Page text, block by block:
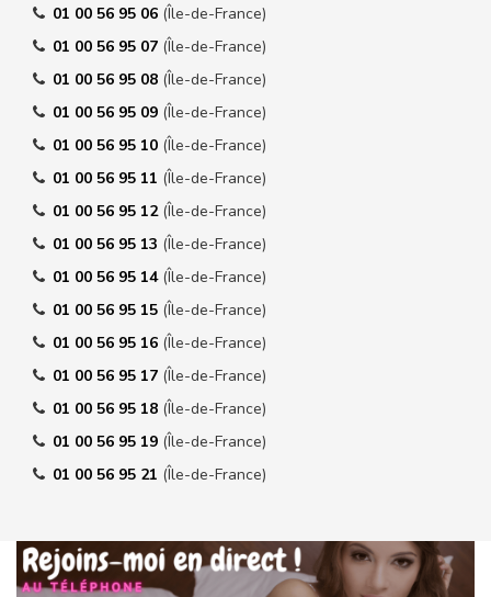
01 00 56 95 06 (Île-de-France)
01 00 56 95 07 (Île-de-France)
01 00 56 95 08 (Île-de-France)
01 00 56 95 09 (Île-de-France)
01 00 56 95 10 (Île-de-France)
01 00 56 95 11 (Île-de-France)
01 00 56 95 12 (Île-de-France)
01 00 56 95 13 (Île-de-France)
01 00 56 95 14 (Île-de-France)
01 00 56 95 15 (Île-de-France)
01 00 56 95 16 (Île-de-France)
01 00 56 95 17 (Île-de-France)
01 00 56 95 18 (Île-de-France)
01 00 56 95 19 (Île-de-France)
01 00 56 95 21 (Île-de-France)